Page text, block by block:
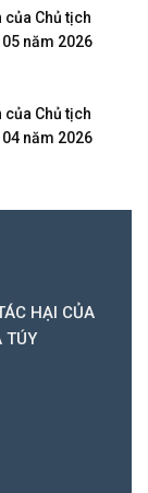
Chủ tịch
năm 2026
Chủ tịch
năm 2026
HẠI CỦA
TÚY